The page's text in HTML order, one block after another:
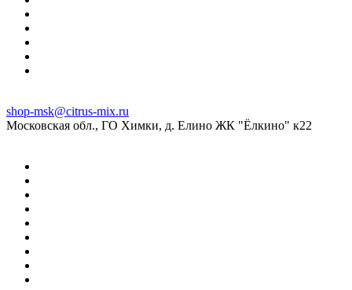
shop-msk@citrus-mix.ru
Московская обл., ГО Химки, д. Елино ЖК "Ёлкино" к22